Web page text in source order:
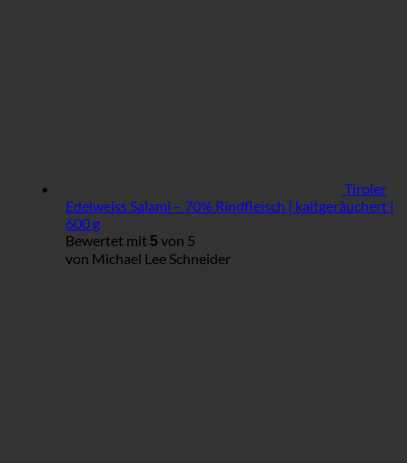
Tiroler
Edelweiss Salami – 70% Rindfleisch | kaltgeräuchert |
600 g
Bewertet mit 5 von 5
von Michael Lee Schneider